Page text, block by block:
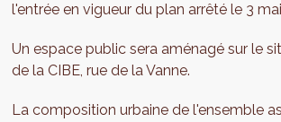
l'entrée en vigueur du plan arrêté le 3
Un espace public sera aménagé sur le
de la CIBE, rue de la Vanne.
La composition urbaine de l'ensemble